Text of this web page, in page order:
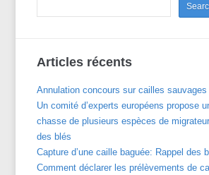
Articles récents
Annulation concours sur cailles sauvages
Un comité d’experts européens propose
chasse de plusieurs espèces de
des blés
Capture d’une caille baguée: Rappel des
Comment déclarer les prélèvements de